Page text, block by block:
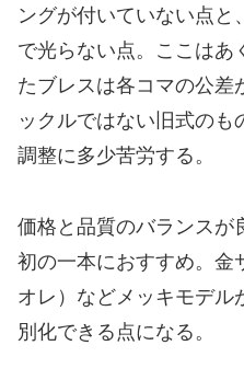
ングが付いていない点と
で光らない点。ここはあ
たブレスは各コマの公差
ックルではない旧式のも
調整に多少苦労する。
価格と品質のバランスが
初の一本におすすめ。金
オレ）などメッキモデル
別化できる点になる。